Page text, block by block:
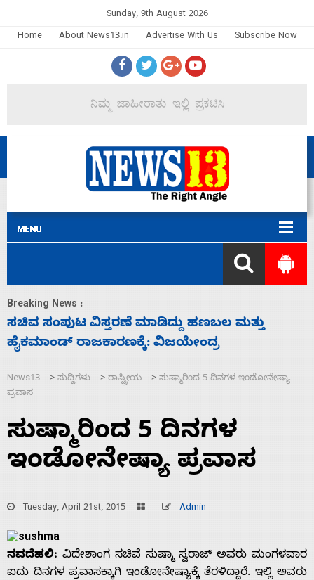
Sunday, 9th August 2026
Home
About News13.in Advertise With Us Subscribe Now
Breaking News :
‘ಕಳೆದ 3-4 ವರ್ಷಗಳಲ್ಲಿ 40 ಲಷ್ಕರ್ ಸದಸ್ಯರನ್ನು ಸದ್ದಿಲ್ಲದೆ
ಮುಗಿಸಿದೆ ಭಾರತ
News13 > ಸುದ್ದಿಗಳು > ರಾಷ್ಟ್ರೀಯ > ಸುಷ್ಮಾರಿಂದ 5 ದಿನಗಳ ಇಂಡೋನೇಷ್ಯಾ
ಪ್ರವಾಸ
ಸುಷ್ಮಾರಿಂದ 5 ದಿನಗಳ
ಇಂಡೋನೇಷ್ಯಾ ಪ್ರವಾಸ
Tuesday, April 21st, 2015 Admin
ನವದೆಹಲಿ: ವಿದೇಶಾಂಗ ಸಚಿವೆ ಸುಷ್ಮಾ ಸ್ವರಾಜ್ ಅವರು ಮಂಗಳವಾರ
ಐದು ದಿನಗಳ ಪ್ರವಾಸಕ್ಕಾಗಿ ಇಂಡೋನೇಷ್ಯಾಕ್ಕೆ ತೆರಳಿದ್ದಾರೆ. ಇಲ್ಲಿ ಅವರು